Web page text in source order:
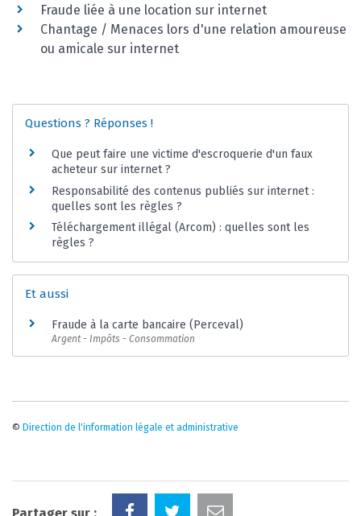
Fraude liée à une location sur internet
Chantage / Menaces lors d'une relation amoureuse
ou amicale sur internet
Questions ? Réponses !
Que peut faire une victime d'escroquerie d'un faux
acheteur sur internet ?
Responsabilité des contenus publiés sur internet :
quelles sont les règles ?
Téléchargement illégal (Arcom) : quelles sont les
règles ?
Et aussi
Fraude à la carte bancaire (Perceval)
Argent - Impôts - Consommation
© Direction de l'information légale et administrative
Partager sur :